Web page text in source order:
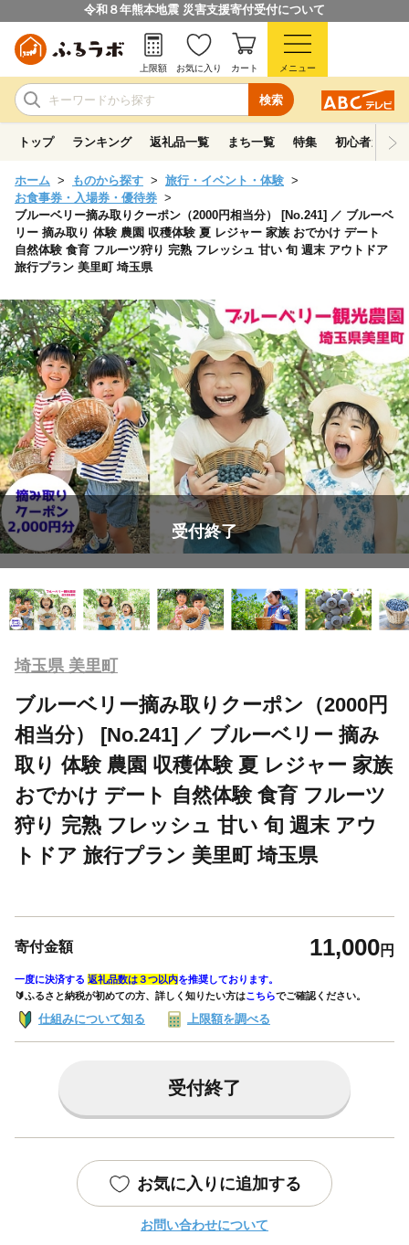
令和８年熊本地震 災害支援寄付受付について
検索
上限額 お気に入り カート メニュー
トップ ランキング 返礼品一覧 まち一覧 特集 初心者ガイド
ホーム ものから探す
旅行・イベント・体験
お食事券・入場券・優待券
ブルーベリー摘み取りクーポン（2000円相当分） [No.241] ／ ブルーベ
リー 摘み取り 体験 農園 収穫体験 夏 レジャー 家族 おでかけ デート
自然体験 食育 フルーツ狩り 完熟 フレッシュ 甘い 旬 週末 アウトドア
旅行プラン 美里町 埼玉県
受付終了
埼玉県 美里町
ブルーベリー摘み取りクーポン（2000円
相当分） [No.241] ／ ブルーベリー 摘み
取り 体験 農園 収穫体験 夏 レジャー 家族
おでかけ デート 自然体験 食育 フルーツ
狩り 完熟 フレッシュ 甘い 旬 週末 アウ
トドア 旅行プラン 美里町 埼玉県
寄付金額 11,000円
一度に決済する 返礼品数は３つ以内を推奨しております。
🔰ふるさと納税が初めての方、詳しく知りたい方はこちらでご確認ください。
仕組みについて知る 上限額を調べる
受付終了
お気に入りに追加する
お問い合わせについて